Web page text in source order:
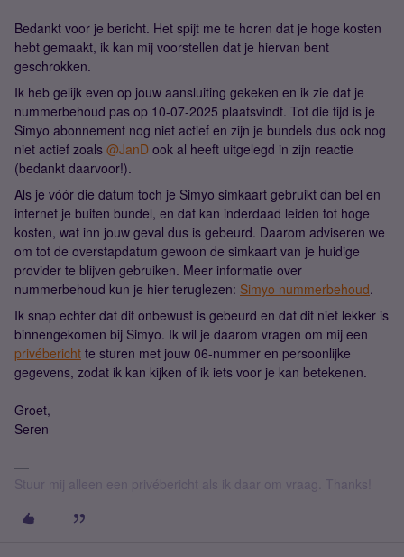
Bedankt voor je bericht. Het spijt me te horen dat je hoge kosten
hebt gemaakt, ik kan mij voorstellen dat je hiervan bent
geschrokken.
Ik heb gelijk even op jouw aansluiting gekeken en ik zie dat je
nummerbehoud pas op 10-07-2025 plaatsvindt. Tot die tijd is je
Simyo abonnement nog niet actief en zijn je bundels dus ook nog
niet actief zoals ​ @JanD ook al heeft uitgelegd in zijn reactie
(bedankt daarvoor!).
Als je vóór die datum toch je Simyo simkaart gebruikt dan bel en
internet je buiten bundel, en dat kan inderdaad leiden tot hoge
kosten, wat inn jouw geval dus is gebeurd. Daarom adviseren we
om tot de overstapdatum gewoon de simkaart van je huidige
provider te blijven gebruiken. Meer informatie over
nummerbehoud kun je hier teruglezen: Simyo nummerbehoud.
Ik snap echter dat dit onbewust is gebeurd en dat dit niet lekker is
binnengekomen bij Simyo. Ik wil je daarom vragen om mij een
privébericht te sturen met jouw 06-nummer en persoonlijke
gegevens, zodat ik kan kijken of ik iets voor je kan betekenen.
Groet,
Seren
Stuur mij alleen een privébericht als ik daar om vraag. Thanks!